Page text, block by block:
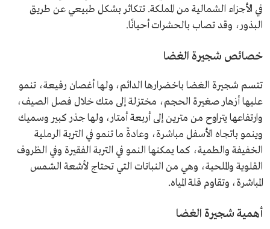
في الأجزاء الشمالية من المملكة. تتكاثر بشكل طبيعي عن طريق
البذور، وقد تصاب بالحشرات أحيانًا.
خصائص شجيرة الغضا
تتسم شجيرة الغضا باخضرارها الدائم، ولها أغصان رفيعة، تنمو
عليها أزهار صغيرة الحجم، مختزلة إلى متك خلال فصل الصيف،
وارتفاعها يتراوح من مترين إلى أربعة أمتار، ولها جذر كبير وسميك
وينمو باتجاه الأسفل مباشرة، وعادةً ما تنمو في التربة الرملية
الخفيفة والطمية، كما يمكنها النمو في التربة الفقيرة وفي الظروف
القلوية والملحية، وهي من النباتات التي تحتاج لأشعة الشمس
المباشرة، وتقاوم قلة المياه.
أهمية شجيرة الغضا